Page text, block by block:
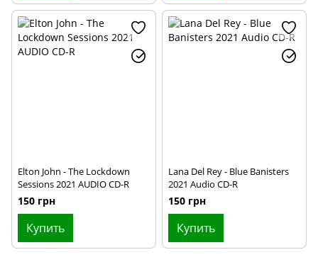
Elton John - The Lockdown
Sessions 2021 AUDIO CD-R
150 грн
Купить
Lana Del Rey - Blue Banisters
2021 Audio CD-R
150 грн
Купить